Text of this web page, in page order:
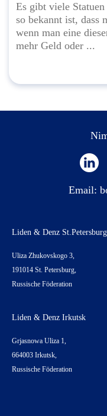
Es gibt viele
so bekannt ist, dass
wenn man eine
mehr Geld oder ...
Email:
Liden & Denz St.Petersburg
Uliza Zhukovskogo 3,
191014 St. Petersburg,
Russische Föderation
Liden & Denz Irkutsk
Grjasnowa Uliza 1,
664003 Irkutsk,
Russische Föderation